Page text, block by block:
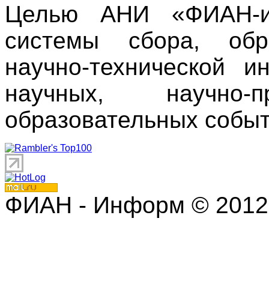
Целью АНИ «ФИАН-
системы сбора,
научно-технической
научных,
образовательных
ФИАН - Информ © 2012